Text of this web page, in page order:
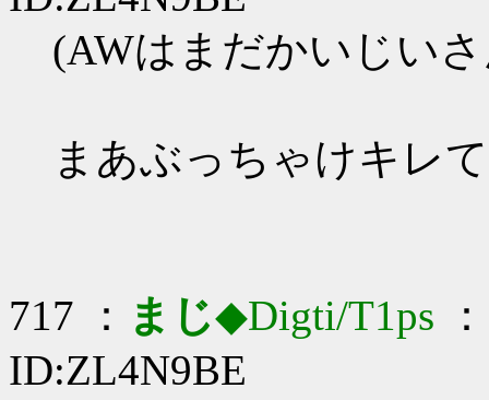
(AWはまだかいじい
まあぶっちゃけキレ
717 ： まじ◆Digti/T1ps
ID:ZL4N9BE